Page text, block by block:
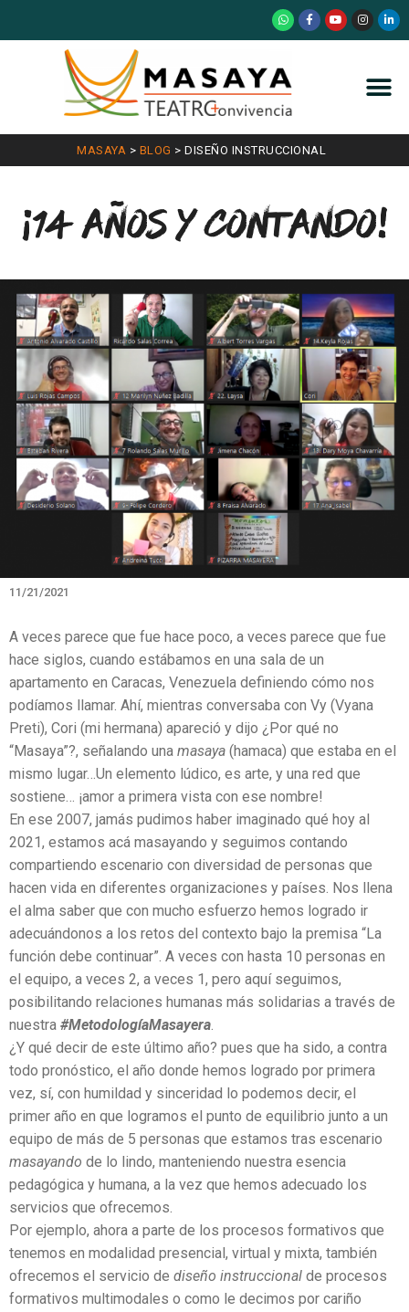
MASAYA > BLOG > DISEÑO INSTRUCCIONAL
¡14 años y contando!
11/21/2021
A veces parece que fue hace poco, a veces parece que fue
hace siglos, cuando estábamos en una sala de un
apartamento en Caracas, Venezuela definiendo cómo nos
podíamos llamar. Ahí, mientras conversaba con Vy (Vyana
Preti), Cori (mi hermana) apareció y dijo ¿Por qué no
“Masaya”?, señalando una masaya (hamaca) que estaba en el
mismo lugar…Un elemento lúdico, es arte, y una red que
sostiene… ¡amor a primera vista con ese nombre!
En ese 2007, jamás pudimos haber imaginado qué hoy al
2021, estamos acá masayando y seguimos contando
compartiendo escenario con diversidad de personas que
hacen vida en diferentes organizaciones y países. Nos llena
el alma saber que con mucho esfuerzo hemos logrado ir
adecuándonos a los retos del contexto bajo la premisa “La
función debe continuar”. A veces con hasta 10 personas en
el equipo, a veces 2, a veces 1, pero aquí seguimos,
posibilitando relaciones humanas más solidarias a través de
nuestra #MetodologíaMasayera.
¿Y qué decir de este último año? pues que ha sido, a contra
todo pronóstico, el año donde hemos logrado por primera
vez, sí, con humildad y sinceridad lo podemos decir, el
primer año en que logramos el punto de equilibrio junto a un
equipo de más de 5 personas que estamos tras escenario
masayando de lo lindo, manteniendo nuestra esencia
pedagógica y humana, a la vez que hemos adecuado los
servicios que ofrecemos.
Por ejemplo, ahora a parte de los procesos formativos que
tenemos en modalidad presencial, virtual y mixta, también
ofrecemos el servicio de diseño instruccional de procesos
formativos multimodales o como le decimos por cariño